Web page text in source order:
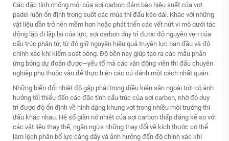
Các đặc tính chống mỏi của sợi carbon đảm bảo hiệu suất của vợt
padel luôn ổn định trong suốt các mùa thi đấu kéo dài. Khác với những
vật liệu dần trở nên mềm hơn hoặc phát triển các vết nứt vi mô dưới tác
động lặp đi lặp lại của lực, sợi carbon duy trì được độ nguyên vẹn của
cấu trúc phân tử, từ đó giữ nguyên hiệu quả truyền lực ban đầu và độ
chính xác khi kiểm soát bóng. Độ bền này giúp tạo ra các mẫu phản
ứng bóng dự đoán được—yếu tố mà các vận động viên thi đấu chuyên
nghiệp phụ thuộc vào để thực hiện các cú đánh một cách nhất quán.
Những biến đổi nhiệt độ gặp phải trong điều kiện sân ngoài trời có ảnh
hưởng tối thiểu đến các đặc tính cấu trúc của sợi carbon, nhờ đó duy
trì được độ ổn định về hình dạng khung vợt trong nhiều môi trường thi
đấu khác nhau. Hệ số giãn nở nhiệt của sợi carbon thấp đáng kể so với
các vật liệu thay thế, ngăn ngừa những thay đổi về kích thước có thể
làm lệch phân bố lực căng dây và ảnh hưởng đến độ chính xác khi